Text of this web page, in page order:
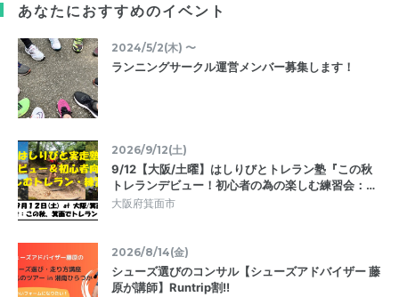
あなたにおすすめのイベント
2024/5/2(木) 〜
ランニングサークル運営メンバー募集します！
2026/9/12(土)
9/12【大阪/土曜】はしりびとトレラン塾『この秋
トレランデビュー！初心者の為の楽しむ練習会：…
大阪府箕面市
2026/8/14(金)
シューズ選びのコンサル【シューズアドバイザー 藤
原が講師】Runtrip割!!